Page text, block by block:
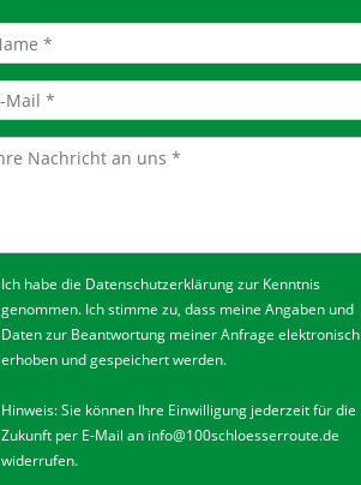
Ich habe die Datenschutzerklärungzur Kenntnis
genommen. Ich stimme zu, dass meine Angaben und
Daten zur Beantwortung meiner Anfrage elektronisch
erhoben und gespeichert werden.
Hinweis: Sie können Ihre Einwilligung jederzeit für die
Zukunft per E-Mail an info@100schloesserroute.de
widerrufen.